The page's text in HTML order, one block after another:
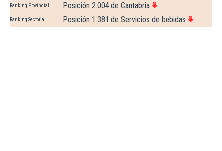
Ranking Provincial Posición 2.004 de Cantabria
Ranking Sectorial Posición 1.381 de Servicios de bebidas